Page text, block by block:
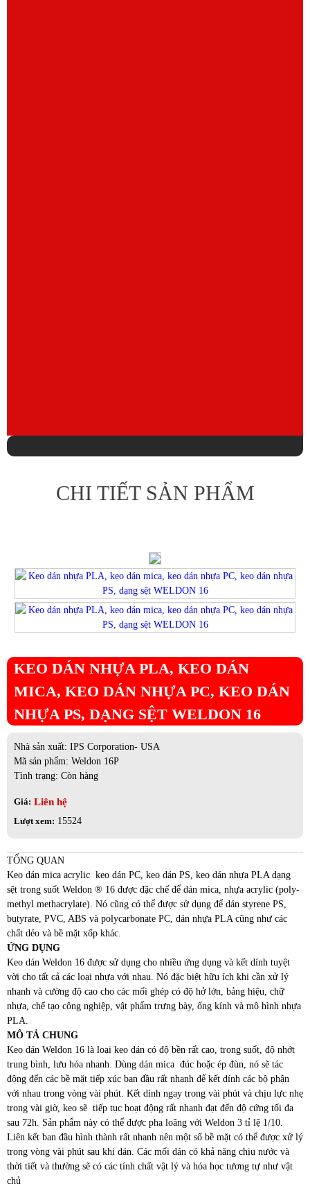
CHI TIẾT SẢN PHẨM
KEO DÁN NHỰA PLA, KEO DÁN
MICA, KEO DÁN NHỰA PC, KEO DÁN
NHỰA PS, DẠNG SỆT WELDON 16
Nhà sản xuất: IPS Corporation- USA
Mã sản phẩm: Weldon 16P
Tình trạng: Còn hàng
Giá: Liên hệ
Lượt xem: 15524
TỔNG QUAN
Keo dán mica acrylic keo dán PC, keo dán PS, keo dán nhựa PLA dạng
sệt trong suốt Weldon ® 16 được đặc chế để dán mica, nhựa acrylic (poly-
methyl methacrylate). Nó cũng có thể được sử dụng để dán styrene PS,
butyrate, PVC, ABS và polycarbonate PC, dán nhựa PLA cũng như các
chất dẻo và bề mặt xốp khác.
ỨNG DỤNG
Keo dán Weldon 16 được sử dụng cho nhiều ứng dụng và kết dính tuyệt
vời cho tất cả các loại nhựa với nhau. Nó đặc biệt hữu ích khi cần xử lý
nhanh và cường độ cao cho các mối ghép có độ hở lớn, bảng hiệu, chữ
nhựa, chế tạo công nghiệp, vật phẩm trưng bày, ống kính và mô hình nhựa
PLA.
MÔ TẢ CHUNG
Keo dán Weldon 16 là loại keo dán có độ bền rất cao, trong suốt, độ nhớt
trung bình, lưu hóa nhanh. Dùng dán mica đúc hoặc ép đùn, nó sẽ tác
động đến các bề mặt tiếp xúc ban đầu rất nhanh để kết dính các bộ phận
với nhau trong vòng vài phút. Kết dính ngay trong vài phút và chịu lực nhẹ
trong vài giờ, keo sẽ tiếp tục hoạt động rất nhanh đạt đến độ cứng tối đa
sau 72h. Sản phẩm này có thể được pha loãng với Weldon 3 tỉ lệ 1/10.
Liên kết ban đầu hình thành rất nhanh nên một số bề mặt có thể được xử lý
trong vòng vài phút sau khi dán. Các mối dán có khả năng chịu nước và
thời tiết và thường sẽ có các tính chất vật lý và hóa học tương tự như vật
chủ